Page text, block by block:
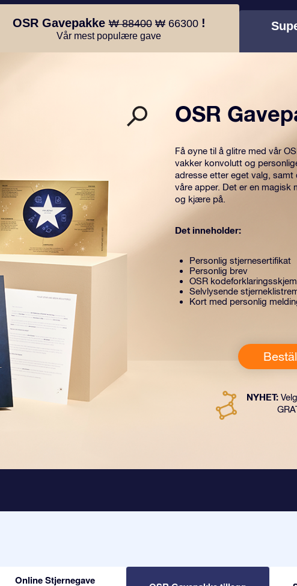
OSR Gavepakke₩ 88400 ₩ 66300 !
Vår mest populære gave
OSR
Få øyne til å glitre med vår
vakker konvolutt og
adresse etter eget valg,
våre apper. Det er en magisk
og kjære på.
Det inneholder:
Personlig stjernesertifikat
Personlig brev
OSR
Selvlysende
Kort med personlig
NYHET:
Online Stjernegave